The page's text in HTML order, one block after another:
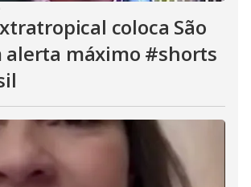
coloca São
alerta máximo #shorts